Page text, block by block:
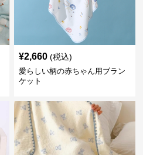
¥2,660 (税込)
愛らしい柄の赤ちゃん用ブラン
ケット